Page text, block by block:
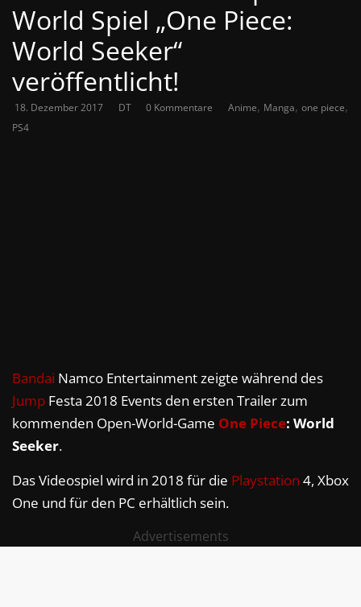
World Spiel „One Piece:
World Seeker“
veröffentlicht!
18. Dezember 2017 DT 0 Kommentare Anime, Manga, one piece,
PS4
Bandai Namco Entertainment zeigte während des
Jump Festa 2018 Events den ersten Trailer zum
kommenden Open-World-Game One Piece: World
Seeker.
Das Videospiel wird in 2018 für die Playstation 4, Xbox
One und für den PC erhältlich sein.
Advertisements